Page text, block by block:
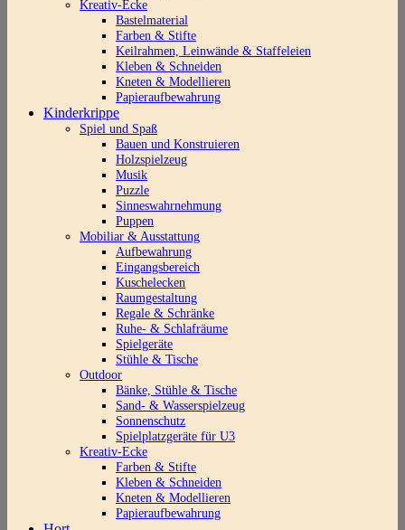
Kreativ-Ecke
Bastelmaterial
Farben & Stifte
Keilrahmen, Leinwände & Staffeleien
Kleben & Schneiden
Kneten & Modellieren
Papieraufbewahrung
Kinderkrippe
Spiel und Spaß
Bauen und Konstruieren
Holzspielzeug
Musik
Puzzle
Sinneswahrnehmung
Puppen
Mobiliar & Ausstattung
Aufbewahrung
Eingangsbereich
Kuschelecken
Raumgestaltung
Regale & Schränke
Ruhe- & Schlafräume
Spielgeräte
Stühle & Tische
Outdoor
Bänke, Stühle & Tische
Sand- & Wasserspielzeug
Sonnenschutz
Spielplatzgeräte für U3
Kreativ-Ecke
Farben & Stifte
Kleben & Schneiden
Kneten & Modellieren
Papieraufbewahrung